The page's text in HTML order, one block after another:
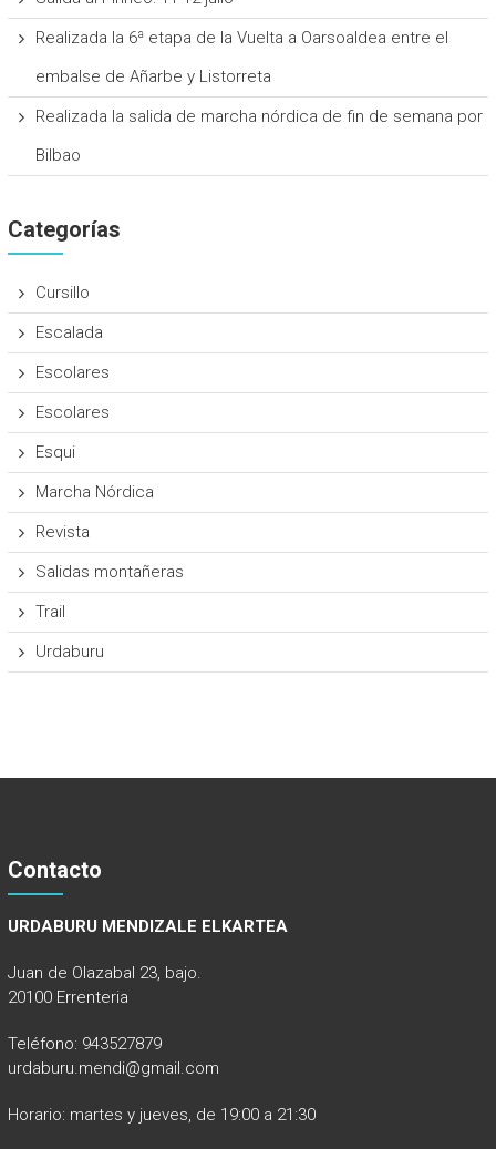
Realizada la 6ª etapa de la Vuelta a Oarsoaldea entre el
embalse de Añarbe y Listorreta
Realizada la salida de marcha nórdica de fin de semana por
Bilbao
Categorías
Cursillo
Escalada
Escolares
Escolares
Esqui
Marcha Nórdica
Revista
Salidas montañeras
Trail
Urdaburu
Contacto
URDABURU MENDIZALE ELKARTEA
Juan de Olazabal 23, bajo.
20100 Errenteria
Teléfono: 943527879
urdaburu.mendi@gmail.com
Horario: martes y jueves, de 19:00 a 21:30